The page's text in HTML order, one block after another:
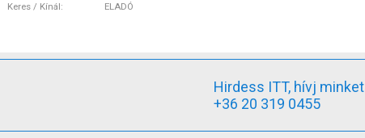
Keres / Kínál
ELADÓ
Hirdess ITT, hívj
+36 20 319 0455